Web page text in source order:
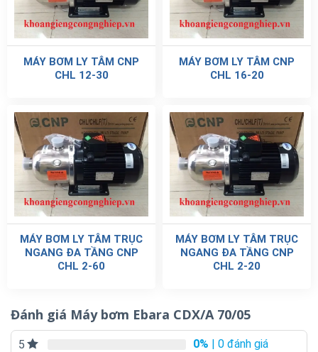
MÁY BƠM LY TÂM CNP
CHL 12-30
MÁY BƠM LY TÂM CNP
CHL 16-20
MÁY BƠM LY TÂM TRỤC
NGANG ĐA TẦNG CNP
CHL 2-60
MÁY BƠM LY TÂM TRỤC
NGANG ĐA TẦNG CNP
CHL 2-20
Đánh giá Máy bơm Ebara CDX/A 70/05
5 0% | 0 đánh giá